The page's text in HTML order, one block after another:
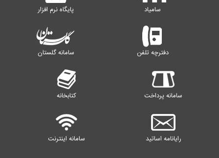
سامیاد پایگاه نرم افزار
دفترچه تلفن سامانه گلستان
سامانه پرداخت کتابخانه
رایانامه اساتید سامانه اینترنت